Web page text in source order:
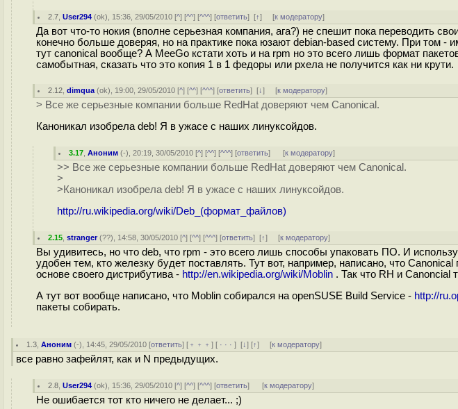
2.7 ,User294 (ok), 15:36, 29/05/2010 [^] [^^] [^^^] [ответить][↑] [к модератору]
Да вот что-то нокия (вполне серьезная компания, ага?) не спешит пока переводить
конечно больше доверяя, но на практике пока юзают debian-based систему. При том -
тут canonical вообще? А MeeGo кстати хоть и на rpm но это всего лишь формат
самобытная, сказать что это копия 1 в 1 федоры или рхела не получится как ни крути.
2.12 ,dimqua (ok), 19:00, 29/05/2010 [^] [^^] [^^^] [ответить][↓] [к модератору]
> Все же серьезные компании больше RedHat доверяют чем Canonical.
Каноникал изобрела deb! Я в ужасе с наших линуксойдов.
3.17 ,Аноним (-), 20:19, 30/05/2010 [^] [^^] [^^^] [ответить] [к модератору]
>> Все же серьезные компании больше RedHat доверяют чем Canonical.
>
>Каноникал изобрела deb! Я в ужасе с наших линуксойдов.
http://ru.wikipedia.org/wiki/Deb_(формат_файлов)
2.15 ,stranger(??), 14:58, 30/05/2010 [^] [^^] [^^^] [ответить][↑] [к модератору]
Вы удивитесь, но что deb, что rpm - это всего лишь способы упаковать ПО. И
удобен тем, кто железку будет поставлять. Тут вот, например, написано, что
основе своего дистрибутива - http://en.wikipedia.org/wiki/Moblin . Так что RH и Canoncial
А тут вот вообще написано, что Moblin собирался на openSUSE Build Service - http://
пакеты собирать.
1.3 ,Аноним (-), 14:45, 29/05/2010 [ответить] [ ﹢﹢﹢] [ · · ·][↓] [↑] [к модератору]
все равно зафейлят, как и N предыдущих.
2.8 ,User294 (ok), 15:36, 29/05/2010 [^] [^^] [^^^] [ответить] [к модератору]
Не ошибается тот кто ничего не делает... ;)